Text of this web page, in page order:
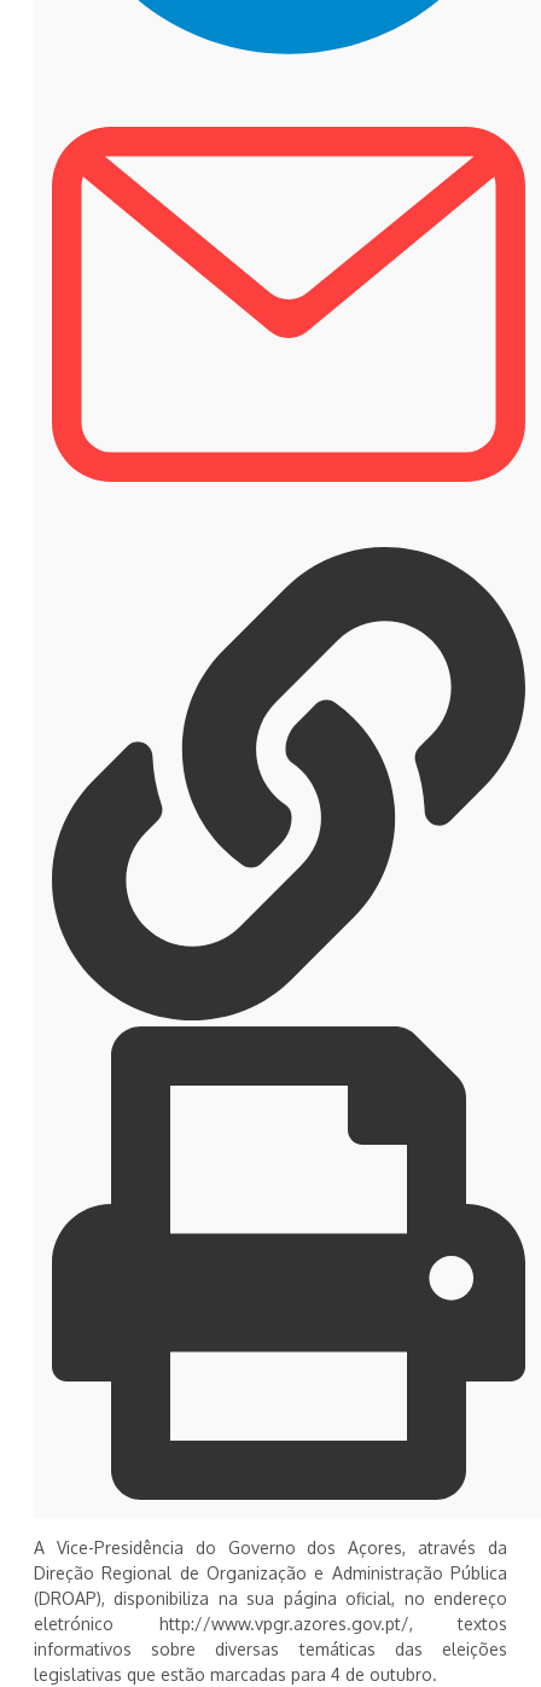
A Vice-Presidência do Governo dos Açores, através da
Direção Regional de Organização e Administração Pública
(DROAP), disponibiliza na sua página oficial, no endereço
eletrónico http://www.vpgr.azores.gov.pt/, textos
informativos sobre diversas temáticas das eleições
legislativas que estão marcadas para 4 de outubro.